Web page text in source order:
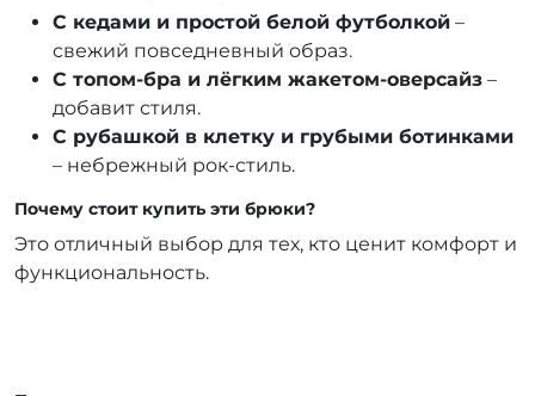
С кедами и простой белой футболкой –
свежий повседневный образ.
С топом-бра и лёгким жакетом-оверсайз –
добавит стиля.
С рубашкой в клетку и грубыми ботинками
– небрежный рок-стиль.
Почему стоит купить эти брюки?
Это отличный выбор для тех, кто ценит комфорт и
функциональность.